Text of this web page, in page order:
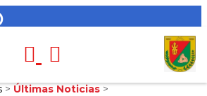
> Últimas Noticias >